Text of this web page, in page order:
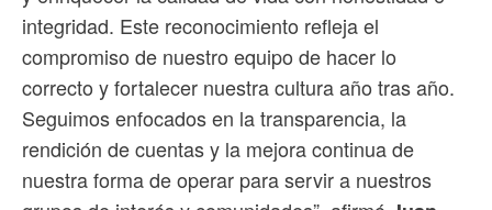
integridad. Este reconocimiento refleja el
compromiso de nuestro equipo de hacer lo
correcto y fortalecer nuestra cultura año tras año.
Seguimos enfocados en la transparencia, la
rendición de cuentas y la mejora continua de
nuestra forma de operar para servir a nuestros